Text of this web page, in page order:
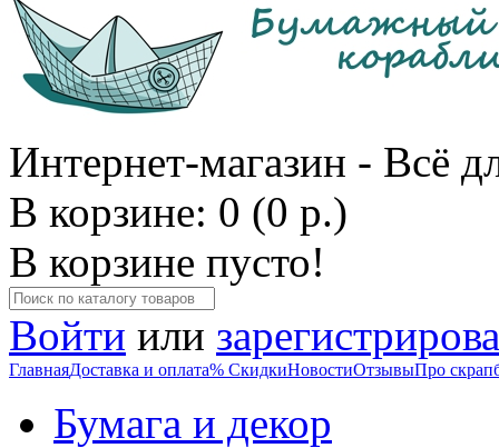
Интернет-магазин - Всё
В корзине: 0 (0 р.)
В корзине пусто!
Войти или
ГлавнаяДоставка и оплата% СкидкиНовостиОтзывыПро
Бумага и декор